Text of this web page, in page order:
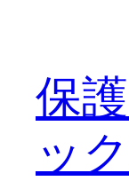
保
ッ